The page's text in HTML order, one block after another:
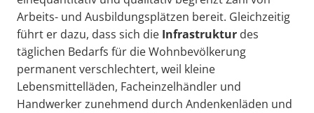
Arbeits- und Ausbildungsplätzen bereit. Gleichzeitig
führt er dazu, dass sich die Infrastruktur des
täglichen Bedarfs für die Wohnbevölkerung
permanent verschlechtert, weil kleine
Lebensmittelläden, Facheinzelhändler und
Handwerker zunehmend durch Andenkenläden und